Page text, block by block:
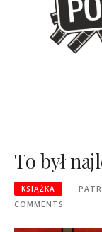
To był
KSIĄŻKA
COMMENTS